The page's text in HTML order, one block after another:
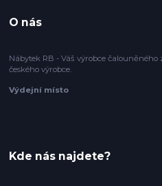
O nás
Nábytek RB - Váš výrobce
českého výrobce.
Výdejní místo
Kde nás najdete?